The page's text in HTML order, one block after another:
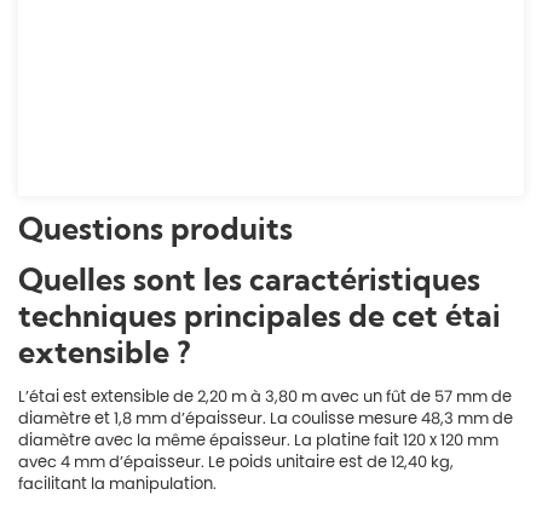
Questions produits
Quelles sont les caractéristiques
techniques principales de cet étai
extensible ?
L’étai est extensible de 2,20 m à 3,80 m avec un fût de 57 mm de
diamètre et 1,8 mm d’épaisseur. La coulisse mesure 48,3 mm de
diamètre avec la même épaisseur. La platine fait 120 x 120 mm
avec 4 mm d’épaisseur. Le poids unitaire est de 12,40 kg,
facilitant la manipulation.